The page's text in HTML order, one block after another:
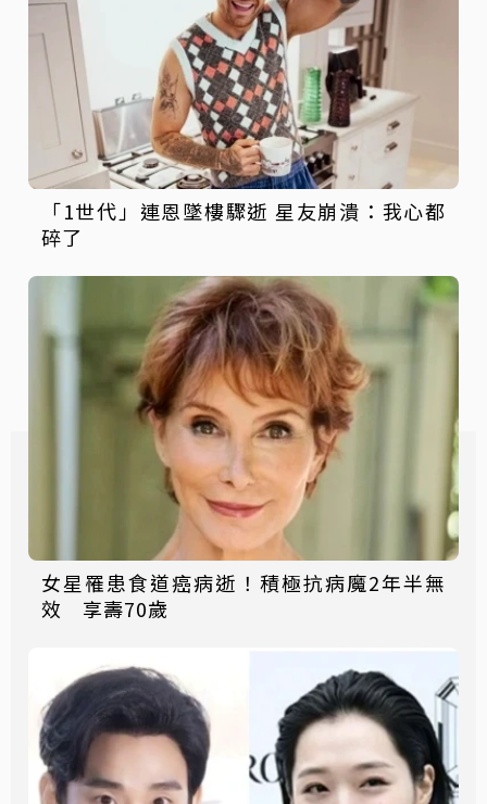
「1世代」連恩墜樓驟逝 星友崩潰：我心都
碎了
女星罹患食道癌病逝！積極抗病魔2年半無
效 享壽70歲